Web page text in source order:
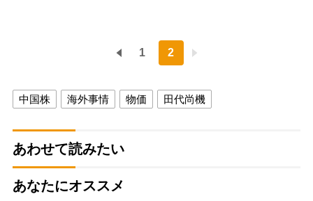
1 2
中国株 海外事情 物価 田代尚機
あわせて読みたい
あなたにオススメ